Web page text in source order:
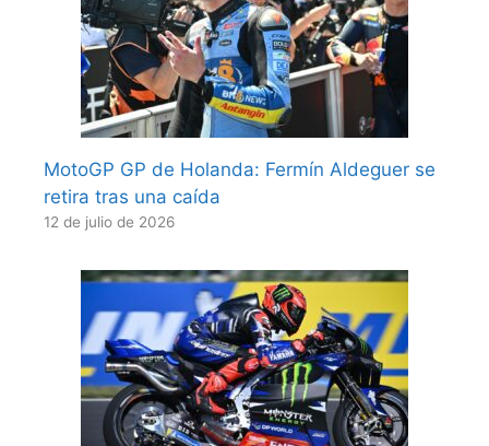
MotoGP GP de Holanda: Fermín Aldeguer se
retira tras una caída
12 de julio de 2026